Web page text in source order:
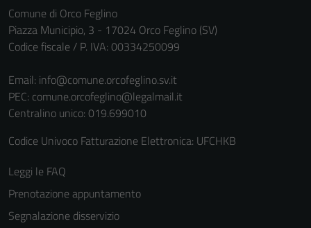
Comune di Orco Feglino
Piazza Municipio, 3 - 17024 Orco Feglino (SV)
Codice fiscale / P. IVA: 00334250099
Email: info@comune.orcofeglino.sv.it
PEC: comune.orcofeglino@legalmail.it
Centralino unico: 019.699010
Codice Univoco Fatturazione Elettronica: UFCHKB
Leggi le FAQ
Prenotazione appuntamento
Segnalazione disservizio